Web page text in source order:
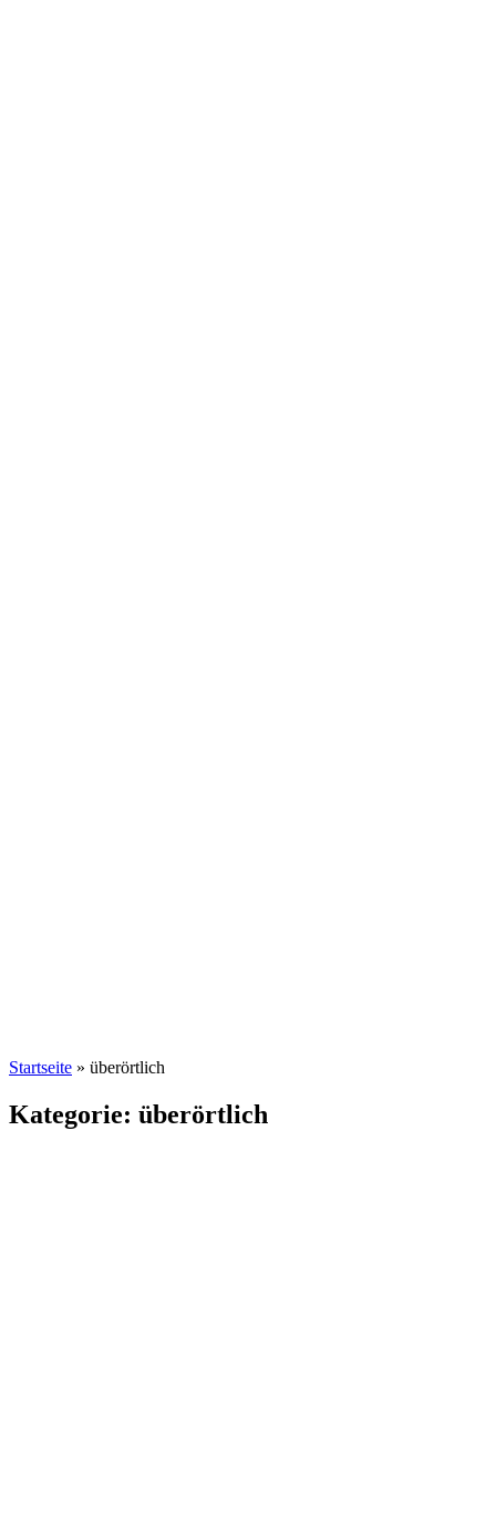
Startseite » überörtlich
Kategorie: überörtlich